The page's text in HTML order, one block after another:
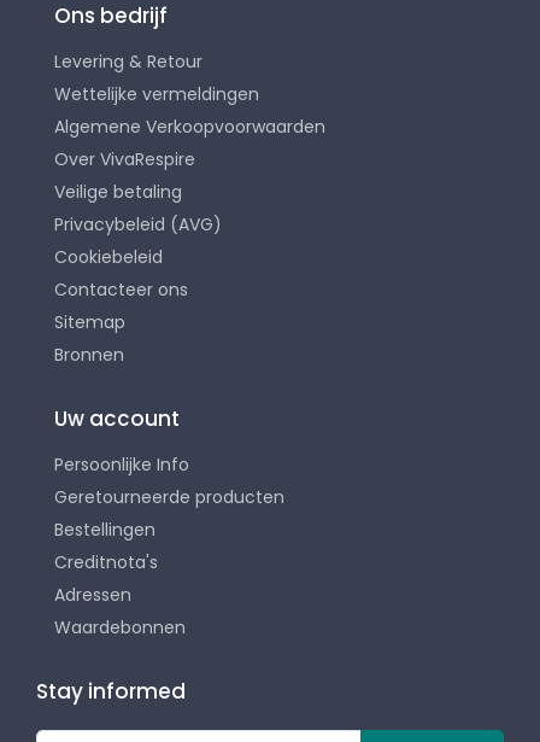
Ons bedrijf
Levering & Retour
Wettelijke vermeldingen
Algemene Verkoopvoorwaarden
Over VivaRespire
Veilige betaling
Privacybeleid (AVG)
Cookiebeleid
Contacteer ons
Sitemap
Bronnen
Uw account
Persoonlijke Info
Geretourneerde producten
Bestellingen
Creditnota's
Adressen
Waardebonnen
Stay informed